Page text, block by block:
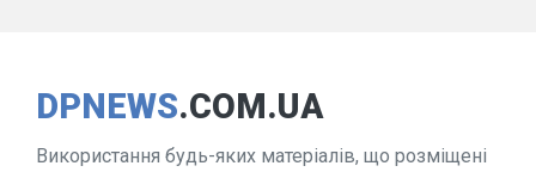
DPNEWS.COM.UA
Використання будь-яких матеріалів, що розміщені